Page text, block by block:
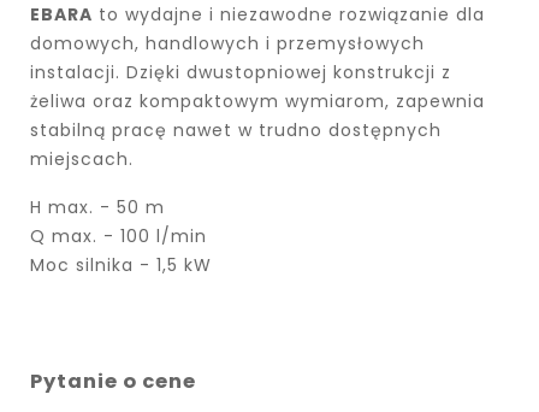
EBARA to wydajne i niezawodne rozwiązanie dla
domowych, handlowych i przemysłowych
instalacji. Dzięki dwustopniowej konstrukcji z
żeliwa oraz kompaktowym wymiarom, zapewnia
stabilną pracę nawet w trudno dostępnych
miejscach.
H max. - 50 m
Q max. - 100 l/min
Moc silnika - 1,5 kW
Pytanie o cene